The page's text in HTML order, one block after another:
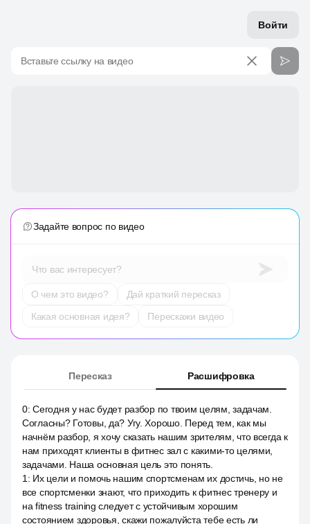
Войти
Вставьте ссылку на видео
Задайте вопрос по видео
Что вас интересует?
О чем это видео?
Дай краткий пересказ
Какая основная идея?
Перескажи видео
Пересказ Расшифровка
0:Сегодня у нас будет разбор по твоим целям, задачам.
Согласны? Готовы, да? Угу. Хорошо. Перед тем, как мы
начнём разбор, я хочу сказать нашим зрителям, что всегда к
нам приходят клиенты в фитнес зал с какими-то целями,
задачами. Наша основная цель это понять.
1 : Их цели и помочь нашим спортсменам их достичь, но не
все спортсменки знают, что приходить к фитнес тренеру и
на fitness training следует с устойчивым хорошим
состоянием здоровья, скажи пожалуйста тебе есть ли